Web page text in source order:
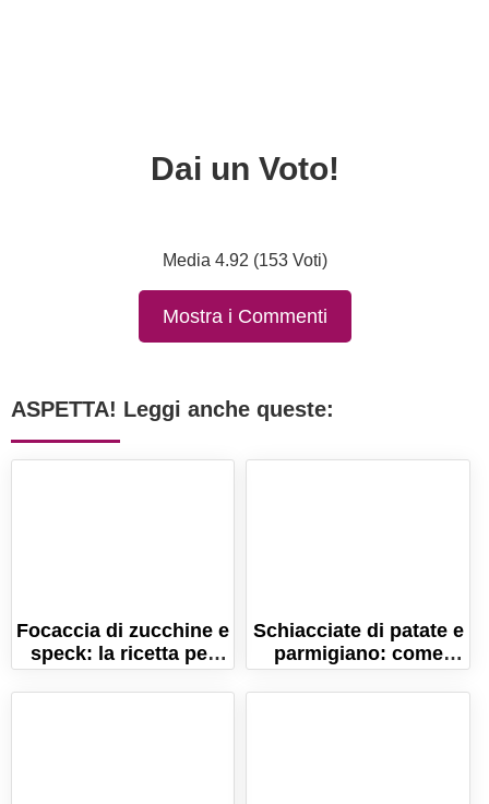
Dai un Voto!
Media 4.92 (153 Voti)
Mostra i Commenti
ASPETTA! Leggi anche queste:
Focaccia di zucchine e
speck: la ricetta per
farla morbidissima!
Schiacciate di patate e
parmigiano: come
farla croccantissima!